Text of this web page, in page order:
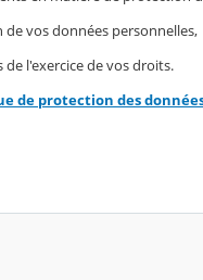
de vos données personnelles,
de l'exercice de vos droits.
de protection des